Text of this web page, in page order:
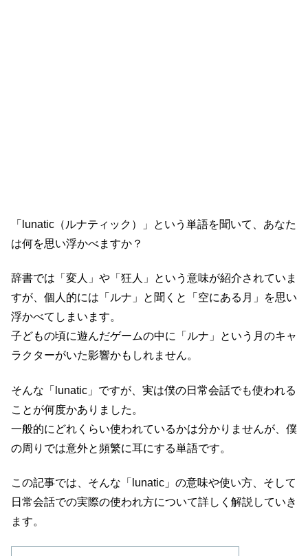
「lunatic（ルナティック）」という単語を聞いて、あなた
は何を思い浮かべますか？
辞書では「変人」や「狂人」という意味が紹介されていま
すが、個人的には「ルナ」と聞くと「空にある月」を思い
浮かべてしまいます。
子どもの頃に遊んだゲームの中に「ルナ」という月のキャ
ラクターがいた影響かもしれません。
そんな「lunatic」ですが、実は僕の日常会話でも使われる
ことが何度かありました。
一般的にどれくらい使われているかは分かりませんが、僕
の周りでは意外と頻繁に耳にする単語です。
この記事では、そんな「lunatic」の意味や使い方、そして
日常会話での実際の使われ方について詳しく解説していき
ます。